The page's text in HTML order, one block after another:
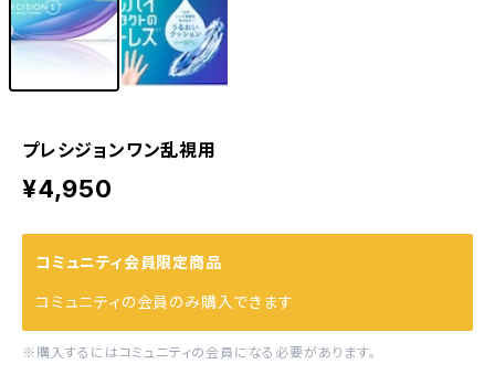
プレシジョンワン乱視用
¥4,950
コミュニティ会員限定商品
コミュニティの会員のみ購入できます
※購入するにはコミュニティの会員になる必要があります。